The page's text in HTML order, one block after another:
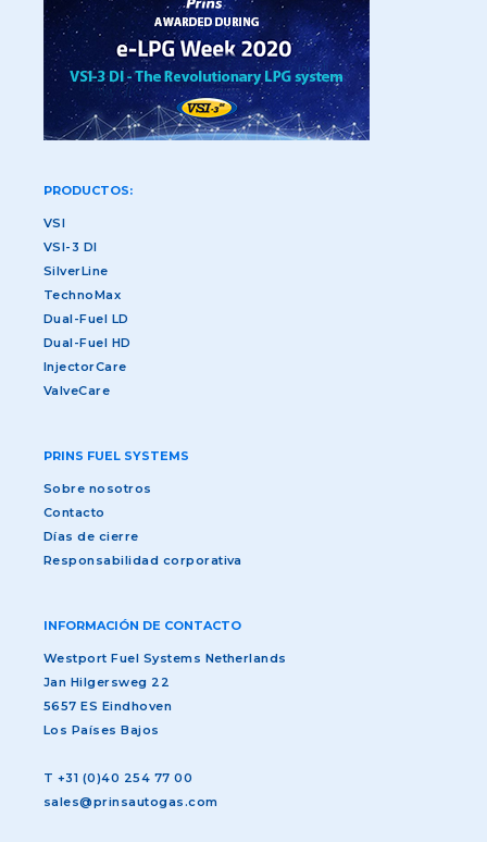
PRODUCTOS:
VSI
VSI-3 DI
SilverLine
TechnoMax
Dual-Fuel LD
Dual-Fuel HD
InjectorCare
ValveCare
PRINS FUEL SYSTEMS
Sobre nosotros
Contacto
Días de cierre
Responsabilidad corporativa
INFORMACIÓN DE CONTACTO
Westport Fuel Systems Netherlands
Jan Hilgersweg 22
5657 ES Eindhoven
Los Países Bajos
T +31 (0)40 254 77 00
sales@prinsautogas.com